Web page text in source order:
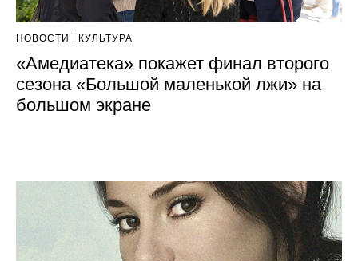
НОВОСТИ КУЛЬТУРА
«Амедиатека» покажет финал второго
сезона «Большой маленькой лжи» на
большом экране